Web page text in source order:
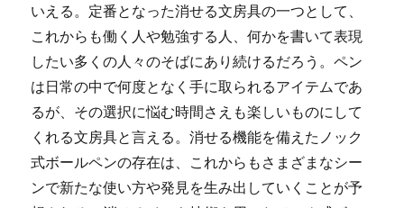
いえる。定番となった消せる文房具の一つとして、
これからも働く人や勉強する人、何かを書いて表現
したい多くの人々のそばにあり続けるだろう。ペン
は日常の中で何度となく手に取られるアイテムであ
るが、その選択に悩む時間さえも楽しいものにして
くれる文房具と言える。消せる機能を備えたノック
式ボールペンの存在は、これからもさまざまなシー
ンで新たな使い方や発見を生み出していくことが予